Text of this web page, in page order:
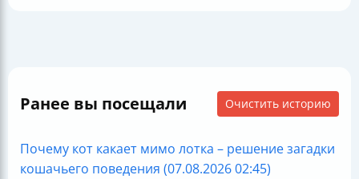
Ранее вы посещали Очистить историю
Почему кот какает мимо лотка – решение загадки
кошачьего поведения (07.08.2026 02:45)